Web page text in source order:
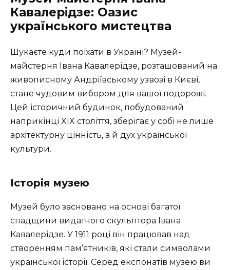
Кавалерідзе: Оазис
українського мистецтва
Шукаєте куди поїхати в Україні? Музей-
майстерня Івана Кавалерідзе, розташований на
живописному Андріївському узвозі в Києві,
стане чудовим вибором для вашої подорожі.
Цей історичний будинок, побудований
наприкінці XIX століття, зберігає у собі не лише
архітектурну цінність, а й дух української
культури.
Історія музею
Музей було засновано на основі багатої
спадщини видатного скульптора Івана
Кавалерідзе. У 1911 році він працював над
створенням пам’ятників, які стали символами
української історії. Серед експонатів музею ви